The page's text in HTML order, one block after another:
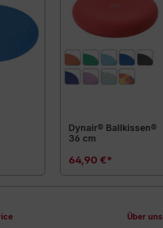
Dynair® Ballkissen®
36 cm
64,90 €*
Über uns